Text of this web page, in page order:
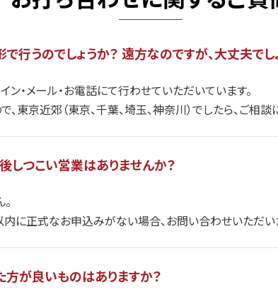
行うのでしょうか？ 遠方なのですが、大丈夫でし
・メール・お電話にて行わせていただいています。
東京近郊（東京、千葉、埼玉、神奈川）でしたら、ご相
しつこい営業はありませんか？
に正式なお申込みがない場合、お問い合わせいただい
が良いものはありますか？